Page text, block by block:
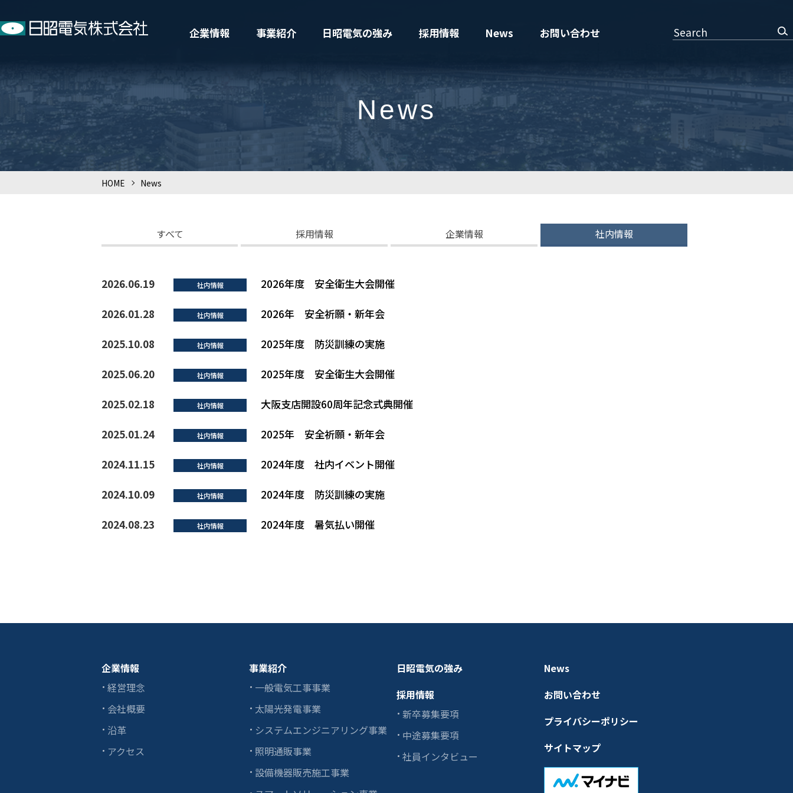
企業情報 事業紹介 日昭電気の強み 採用情報 News お問い合わせ Search
News
HOME >
News
すべて 採用情報 企業情報 社内情報
2026.06.19 社内情報 2026年度 安全衛生大会開催
2026.01.28 社内情報 2026年 安全祈願・新年会
2025.10.08 社内情報 2025年度 防災訓練の実施
2025.06.20 社内情報 2025年度 安全衛生大会開催
2025.02.18 社内情報 大阪支店開設60周年記念式典開催
2025.01.24 社内情報 2025年 安全祈願・新年会
2024.11.15 社内情報 2024年度 社内イベント開催
2024.10.09 社内情報 2024年度 防災訓練の実施
2024.08.23 社内情報 2024年度 暑気払い開催
企業情報
経営理念
会社概要
沿革
アクセス
事業紹介
一般電気工事事業
太陽光発電事業
システムエンジニアリング事業
照明通販事業
設備機器販売施工事業
日昭電気の強み
採用情報
新卒募集要項
中途募集要項
社員インタビュー
News
お問い合わせ
プライバシーポリシー
サイトマップ